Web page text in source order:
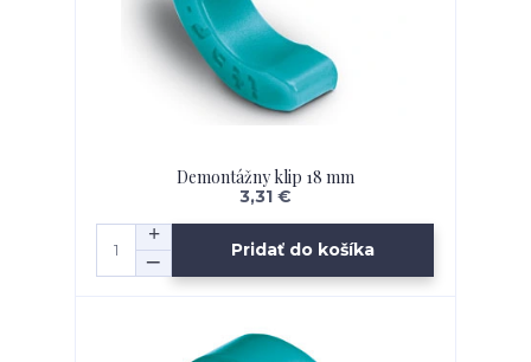
Demontážny klip 18 mm
3,31 €
Pridať do košíka